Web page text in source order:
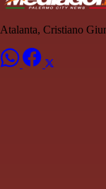
Atalanta, Cristiano